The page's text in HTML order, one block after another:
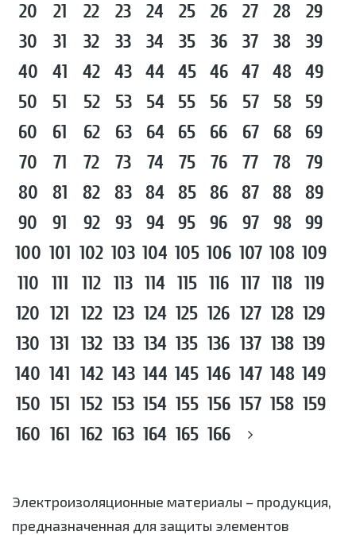
20
21 22 23 24 25 26 27 28
29
30
31 32 33 34 35 36 37 38
39
40
41 42 43 44 45 46 47 48
49
50
51 52 53 54 55 56 57 58
59
60
61 62 63 64 65 66 67 68
69
70
71 72 73 74 75 76 77 78
79
80
81 82 83 84 85 86 87 88
89
90
91 92 93 94 95 96 97 98
99
100 101 102 103 104 105 106 107 108 109
110
111 112 113 114 115 116 117 118 119
120 121 122 123 124 125 126 127 128 129
130 131 132 133 134 135 136 137 138 139
140 141 142 143 144 145 146 147 148 149
150 151 152 153 154 155 156 157 158 159
160 161 162 163 164 165 166
Электроизоляционные материалы – продукция,
предназначенная для защиты элементов